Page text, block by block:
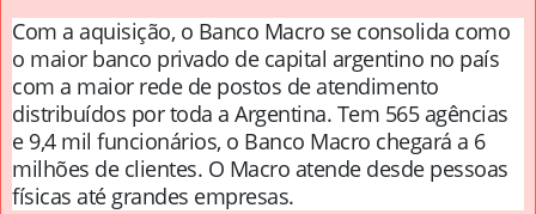
Com a aquisição, o Banco Macro se consolida como
o maior banco privado de capital argentino no país
com a maior rede de postos de atendimento
distribuídos por toda a Argentina. Tem 565 agências
e 9,4 mil funcionários, o Banco Macro chegará a 6
milhões de clientes. O Macro atende desde pessoas
físicas até grandes empresas.